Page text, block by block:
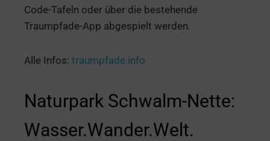
Code-Tafeln oder über die bestehende
Traumpfade-App abgespielt werden.
Alle Infos: traumpfade.info
Naturpark Schwalm-Nette:
Wasser.Wander.Welt.